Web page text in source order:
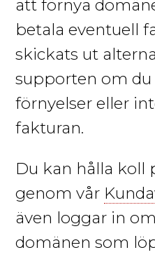
att förnya
betala eventuell
skickats ut
supporten om
förnyelser eller
fakturan.
Du kan hålla koll
genom vår
även loggar in
domänen som